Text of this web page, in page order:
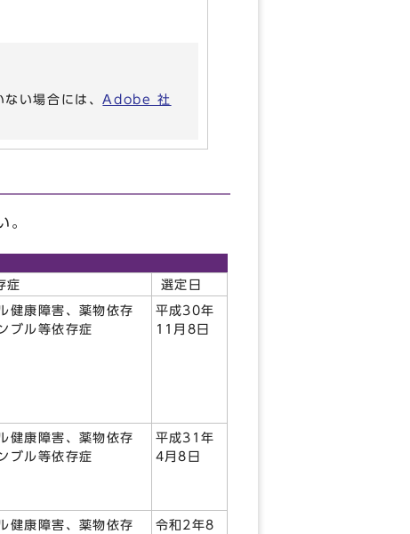
い場合には、Adobe 社
。
症
選定日
健康障害、薬物依存
ブル等依存症
平成30年
11月8日
健康障害、薬物依存
ブル等依存症
平成31年
4月8日
健康障害、薬物依存
令和2年8